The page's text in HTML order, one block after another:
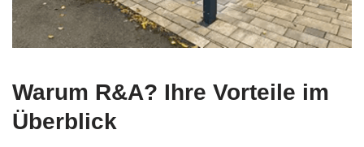
Warum R&A? Ihre Vorteile im
Überblick